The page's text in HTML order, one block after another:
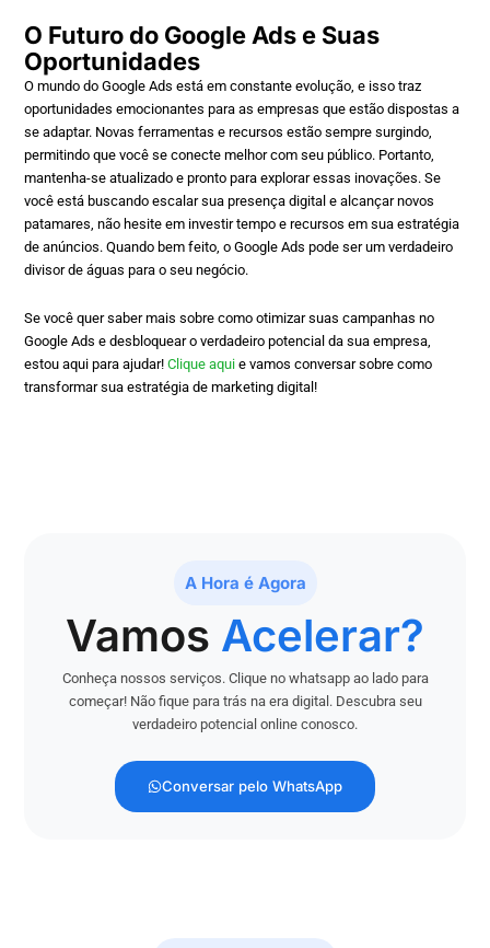
O Futuro do Google Ads e Suas
Oportunidades
O mundo do Google Ads está em constante evolução, e isso traz
oportunidades emocionantes para as empresas que estão dispostas a
se adaptar. Novas ferramentas e recursos estão sempre surgindo,
permitindo que você se conecte melhor com seu público. Portanto,
mantenha-se atualizado e pronto para explorar essas inovações. Se
você está buscando escalar sua presença digital e alcançar novos
patamares, não hesite em investir tempo e recursos em sua estratégia
de anúncios. Quando bem feito, o Google Ads pode ser um verdadeiro
divisor de águas para o seu negócio.
Se você quer saber mais sobre como otimizar suas campanhas no
Google Ads e desbloquear o verdadeiro potencial da sua empresa,
estou aqui para ajudar!Clique aqui e vamos conversar sobre como
transformar sua estratégia de marketing digital!
A Hora é Agora
Vamos Acelerar?
Conheça nossos serviços. Clique no whatsapp ao lado para
começar! Não fique para trás na era digital. Descubra seu
verdadeiro potencial online conosco.
Conversar pelo WhatsApp